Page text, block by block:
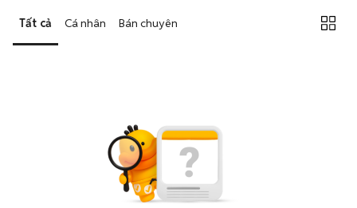
Tất cả Cá nhân Bán chuyên